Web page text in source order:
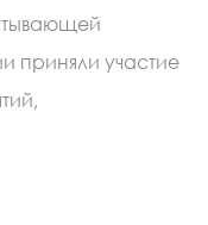
приняли участие